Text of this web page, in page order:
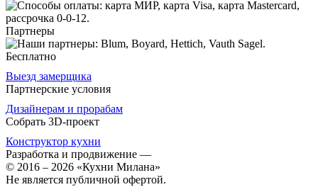
Партнеры
Бесплатно
Выезд замерщика
Партнерские условия
Дизайнерам и прорабам
Собрать 3D-проект
Конструктор кухни
Разработка и продвижение —
© 2016 – 2026 «Кухни Милана»
Не является публичной офертой.